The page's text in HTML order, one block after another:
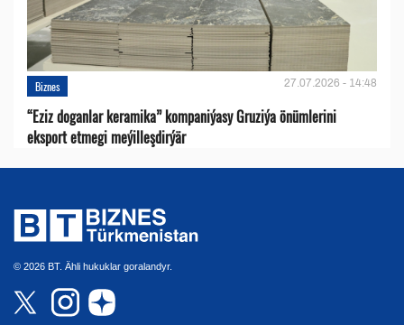
Biznes 27.07.2026 - 14:48
“Eziz doganlar keramika” kompaniýasy Gruziýa önümlerini
eksport etmegi meýilleşdirýär
© 2026 BT. Ähli hukuklar goralandyr.